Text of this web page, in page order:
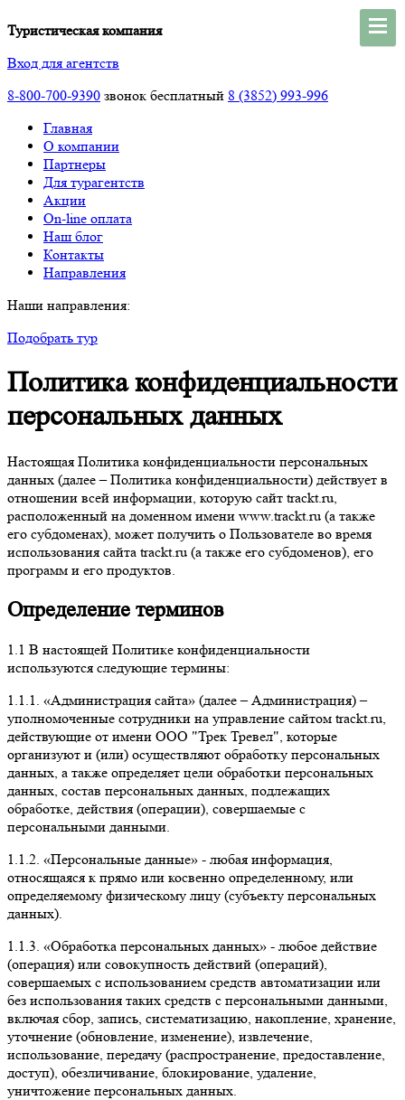
Туристическая компания
Вход для агентств
8-800-700-9390 звонок бесплатный 8 (3852) 993-996
Главная
О компании
Партнеры
Для турагентств
Акции
On-line оплата
Наш блог
Контакты
Направления
Наши направления:
Подобрать тур
Политика конфиденциальности
персональных данных
Настоящая Политика конфиденциальности персональных
данных (далее – Политика конфиденциальности) действует в
отношении всей информации, которую сайт trackt.ru,
расположенный на доменном имени www.trackt.ru (а также
его субдоменах), может получить о Пользователе во время
использования сайта trackt.ru (а также его субдоменов), его
программ и его продуктов.
Определение терминов
1.1 В настоящей Политике конфиденциальности
используются следующие термины:
1.1.1. «Администрация сайта» (далее – Администрация) –
уполномоченные сотрудники на управление сайтом trackt.ru,
действующие от имени ООО "Трек Тревел", которые
организуют и (или) осуществляют обработку персональных
данных, а также определяет цели обработки персональных
данных, состав персональных данных, подлежащих
обработке, действия (операции), совершаемые с
персональными данными.
1.1.2. «Персональные данные» - любая информация,
относящаяся к прямо или косвенно определенному, или
определяемому физическому лицу (субъекту персональных
данных).
1.1.3. «Обработка персональных данных» - любое действие
(операция) или совокупность действий (операций),
совершаемых с использованием средств автоматизации или
без использования таких средств с персональными данными,
включая сбор, запись, систематизацию, накопление, хранение,
уточнение (обновление, изменение), извлечение,
использование, передачу (распространение, предоставление,
доступ), обезличивание, блокирование, удаление,
уничтожение персональных данных.